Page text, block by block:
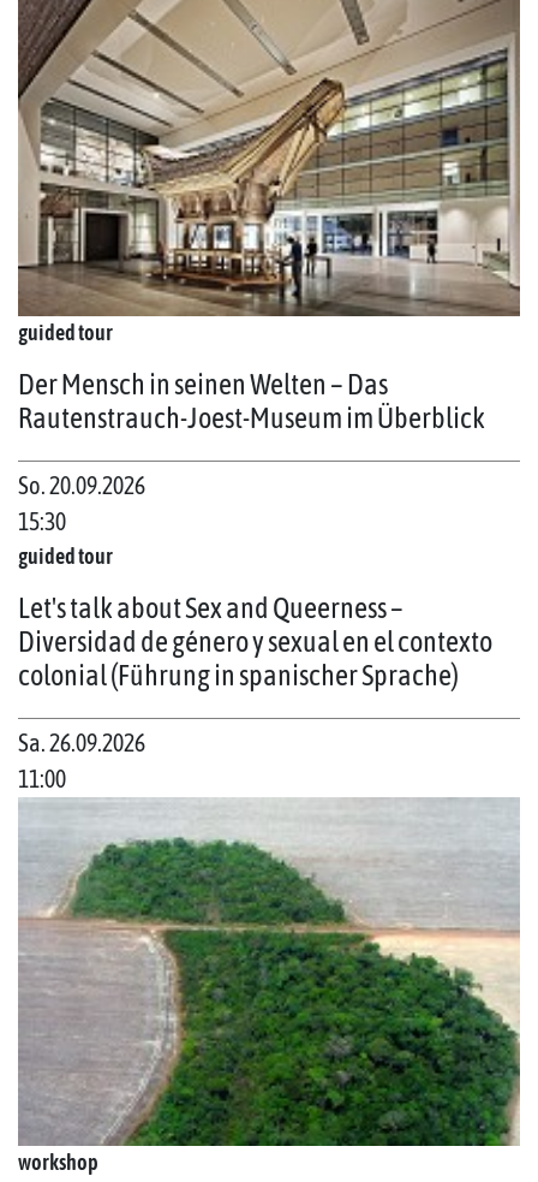
guided tour
Der Mensch in seinen Welten – Das
Rautenstrauch-Joest-Museum im Überblick
So. 20.09.2026
15:30
guided tour
Let's talk about Sex and Queerness –
Diversidad de género y sexual en el contexto
colonial (Führung in spanischer Sprache)
Sa. 26.09.2026
11:00
workshop